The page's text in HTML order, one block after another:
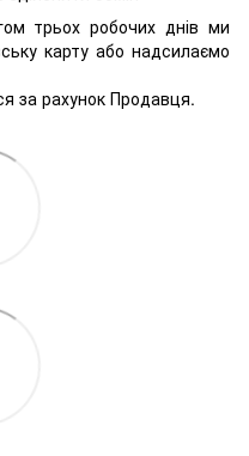
трьох робочих днів ми
карту або надсилаємо
за рахунок Продавця.